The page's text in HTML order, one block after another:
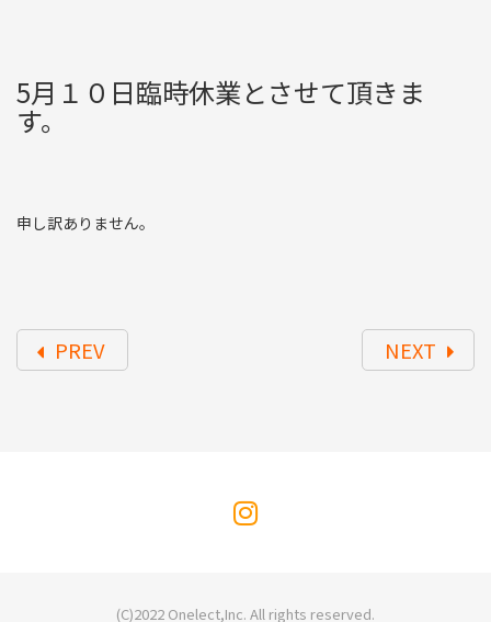
5月１０日臨時休業とさせて頂きま
す。
申し訳ありません。
NEXT
PREV
(C)2022 Onelect,Inc. All rights reserved.